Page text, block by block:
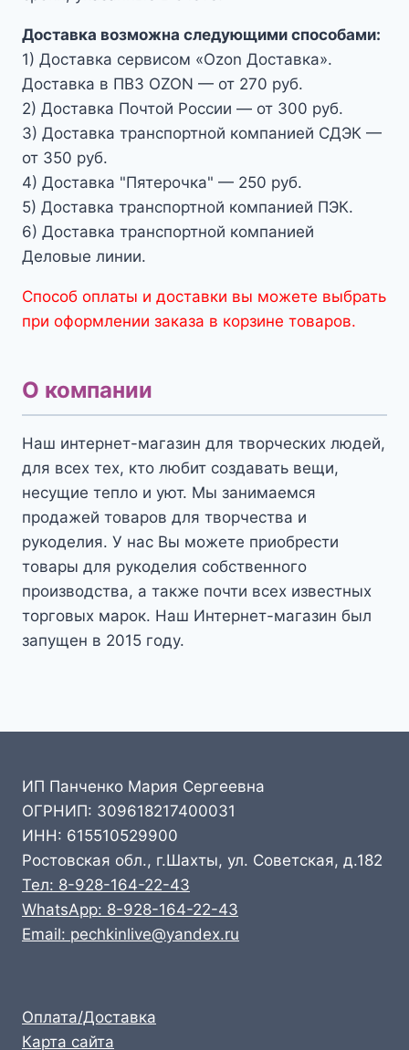
Доставка возможна следующими способами:
1) Доставка сервисом «Ozon Доставка».
Доставка в ПВЗ OZON — от 270 руб.
2) Доставка Почтой России — от 300 руб.
3) Доставка транспортной компанией СДЭК —
от 350 руб.
4) Доставка "Пятерочка" — 250 руб.
5) Доставка транспортной компанией ПЭК.
6) Доставка транспортной компанией
Деловые линии.
Способ оплаты и доставки вы можете выбрать
при оформлении заказа в корзине товаров.
О компании
Наш интернет-магазин для творческих людей,
для всех тех, кто любит создавать вещи,
несущие тепло и уют. Мы занимаемся
продажей товаров для творчества и
рукоделия. У нас Вы можете приобрести
товары для рукоделия собственного
производства, а также почти всех известных
торговых марок. Наш Интернет-магазин был
запущен в 2015 году.
ИП Панченко Мария Сергеевна
ОГРНИП: 309618217400031
ИНН: 615510529900
Ростовская обл., г.Шахты, ул. Советская, д.182
Тел: 8-928-164-22-43
WhatsApp: 8-928-164-22-43
Email: pechkinlive@yandex.ru
Оплата/Доставка
Карта сайта